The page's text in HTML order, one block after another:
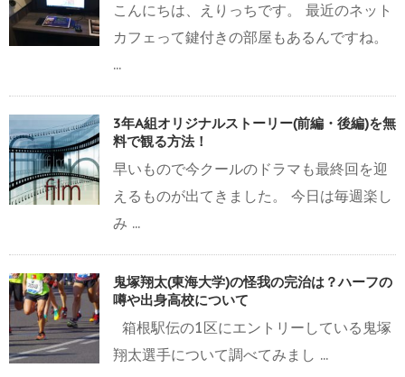
こんにちは、えりっちです。 最近のネット
カフェって鍵付きの部屋もあるんですね。
...
3年A組オリジナルストーリー(前編・後編)を無
料で観る方法！
早いもので今クールのドラマも最終回を迎
えるものが出てきました。 今日は毎週楽し
み ...
鬼塚翔太(東海大学)の怪我の完治は？ハーフの
噂や出身高校について
箱根駅伝の1区にエントリーしている鬼塚
翔太選手について調べてみまし ...